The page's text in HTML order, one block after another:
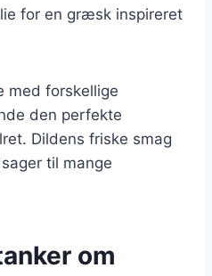
for en græsk inspireret
med forskellige
den perfekte
Dildens friske smag
til mange
om